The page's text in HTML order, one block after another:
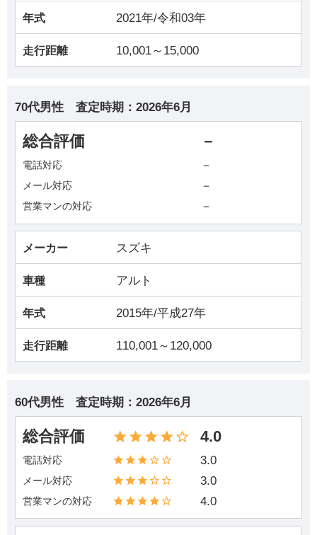
年式 2021年/令和03年
走行距離 10,001～15,000
70代男性 査定時期： 2026年6月
総合評価 －
電話対応 －
メール対応 －
営業マンの対応 －
メーカー スズキ
車種 アルト
年式 2015年/平成27年
走行距離 110,001～120,000
60代男性 査定時期： 2026年6月
総合評価 4.0
電話対応 3.0
メール対応 3.0
営業マンの対応 4.0